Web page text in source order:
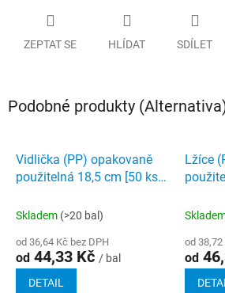
ZEPTAT SE HLÍDAT SDÍLET
Podobné produkty
Vidlička (PP) opakovaně
použitelná 18,5 cm [50 ks]
Skladem (>20 bal)
od 36,64 Kč bez DPH
od 44,33 Kč / bal
DETAIL
Lžíce
od 38,72
od